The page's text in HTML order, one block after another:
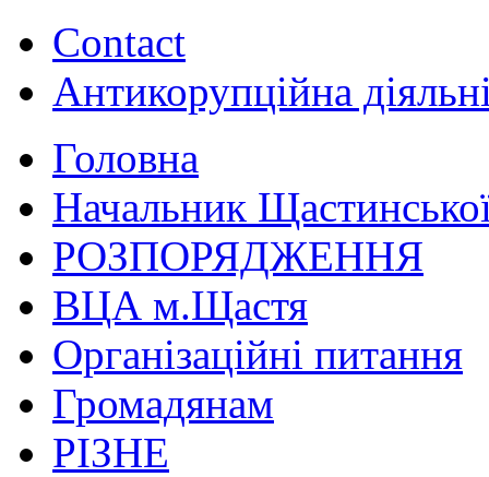
Contact
Антикорупційна
Головна
Начальник
РОЗПОРЯДЖЕННЯ
ВЦА м.Щастя
Організаційні питання
Громадянам
РІЗНЕ